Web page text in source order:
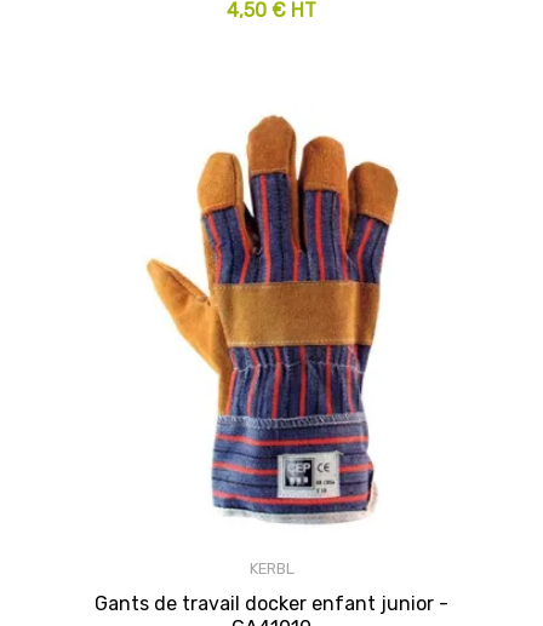
4,50 € HT
KERBL
Gants de travail docker enfant junior -